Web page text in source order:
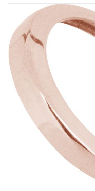
Enkelbandjes
Tassen en meer
Haaraccesoires
Zonnebrillen
Fashion
ON THE BEACH